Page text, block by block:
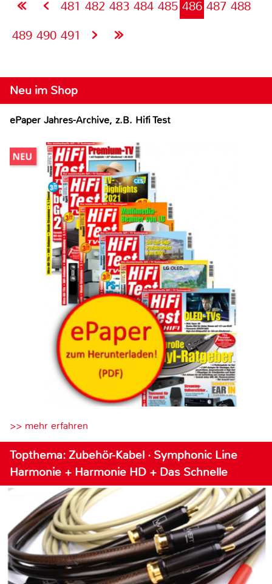
481 482 483 484 485 486 487 488
489 490 491
Neu im Shop
ePaper Jahres-Archive, z.B. Hifi Test
>> mehr erfahren
Topthema: Zubehör-Kabel · Symphonic Line
Harmonie + Harmonie HD + Das Schnelle